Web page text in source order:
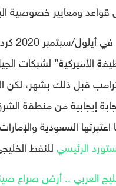
ومعايير خصوصية
تم
الأميركية” لشبكات
قبل ذلك بشهر، لكن
إيجابية من منطقة
السعودية
الرئيسيللنفط
العربي .. أرض صراع